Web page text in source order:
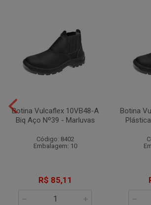
Botina Vulcaflex 10VB48-A
Biq Aço Nº39 - Marluvas
Código: 8402
Embalagem: 10
R$ 85,11
Botina